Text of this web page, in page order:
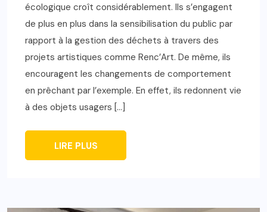
écologique croît considérablement. Ils s’engagent
de plus en plus dans la sensibilisation du public par
rapport à la gestion des déchets à travers des
projets artistiques comme Renc’Art. De même, ils
encouragent les changements de comportement
en prêchant par l’exemple. En effet, ils redonnent vie
à des objets usagers […]
LIRE PLUS